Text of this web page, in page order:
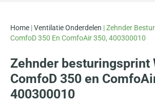
Home |Ventilatie Onderdelen |Zehnder
ComfoD 350 En ComfoAir 350, 400300010
Zehnder besturingsprint
ComfoD 350 en
400300010